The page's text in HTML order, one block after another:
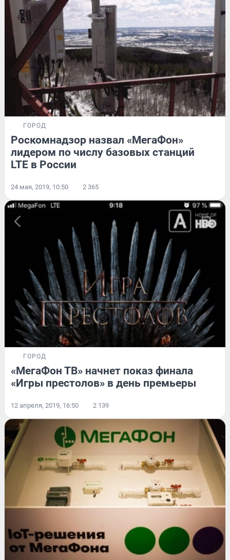
ГОРОД
Роскомнадзор назвал «МегаФон»
лидером по числу базовых станций
LTE в России
24 мая, 2019, 10:50 2 365
ГОРОД
«МегаФон ТВ» начнет показ финала
«Игры престолов» в день премьеры
12 апреля, 2019, 16:50 2 139